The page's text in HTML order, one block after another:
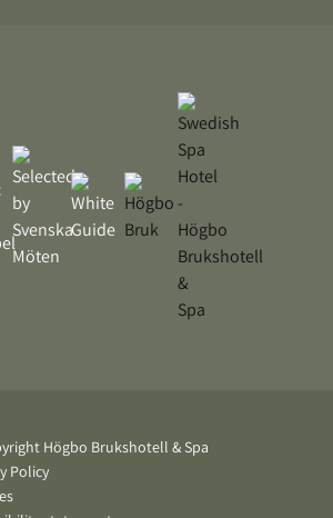
Högbo Brukshotell & Spa
Policy